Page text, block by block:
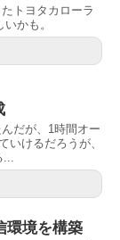
トヨタカローラ
かも。
だが、1時間オー
いけるだろうが、
...
環境を構築